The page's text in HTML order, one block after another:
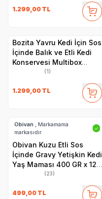
1.299,00 TL
Bozita Yavru Kedi İçin Sos
İçinde Balık ve Etli Kedi
Konservesi Multibox
(1)
1.299,00 TL
Obivan , Markamama
markasıdır.
✓
Obivan Kuzu Etli Sos
İçinde Gravy Yetişkin Kedi
Yaş Maması 400 GR x 12
(23)
499,00 TL